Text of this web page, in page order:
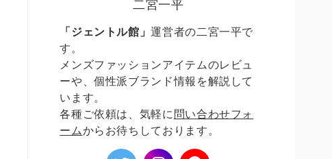
二宮一平
「ジェントル館」運営者の二宮一平で
す。
メンズファッションアイテムのレビュ
ーや、個性派ブランド情報を解説して
います。
各種ご依頼は、気軽に 問い合わせフォ
ームからお待ちしております。